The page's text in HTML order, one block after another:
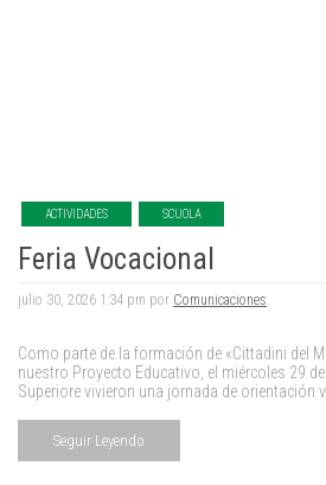
ACTIVIDADES SCUOLA
Feria Vocacional
julio 30, 2026 1:34 pm por Comunicaciones.
Como parte de la formación de «Cittadini del
nuestro Proyecto Educativo, el miércoles 29
Superiore vivieron una jornada de orientación
Seguir Leyendo